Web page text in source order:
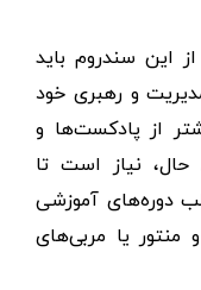
این سندروم باید
و رهبری خود
از پادکست‌ها و
حال، نیاز است تا
دوره‌های آموزشی
منتور یا مربی‌های